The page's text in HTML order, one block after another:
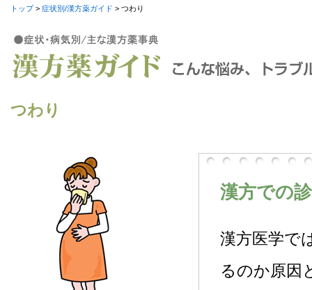
トップ 症状別/漢方薬ガイド つわり
つわり
漢方での
漢方医学で
るのか原因